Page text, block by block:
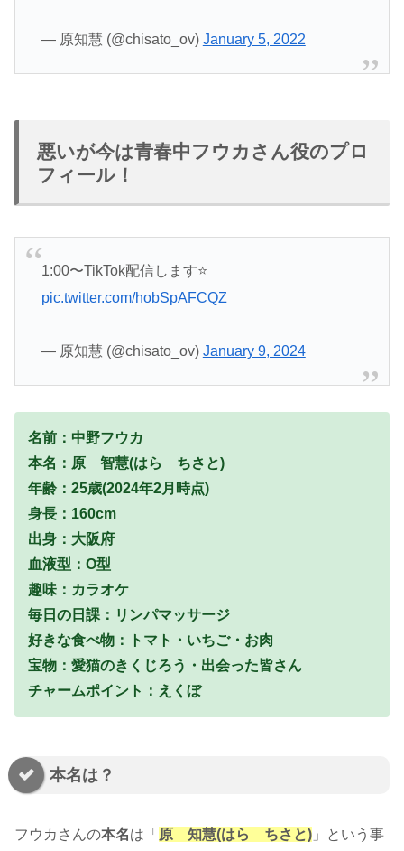
— 原知慧 (@chisato_ov) January 5, 2022
悪いが今は青春中フウカさん役のプロ
フィール！
1:00〜TikTok配信します⭐️
pic.twitter.com/hobSpAFCQZ
— 原知慧 (@chisato_ov) January 9, 2024
名前：中野フウカ
本名：原 智慧(はら ちさと)
年齢：25歳(2024年2月時点)
身長：160cm
出身：大阪府
血液型：O型
趣味：カラオケ
毎日の日課：リンパマッサージ
好きな食べ物：トマト・いちご・お肉
宝物：愛猫のきくじろう・出会った皆さん
チャームポイント：えくぼ
本名は？
フウカさんの本名は「 原 知慧(はら ちさと) 」という事